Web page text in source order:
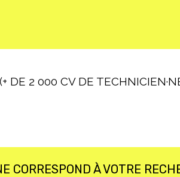
2 000 CV DE
CORRESPOND À VOTRE